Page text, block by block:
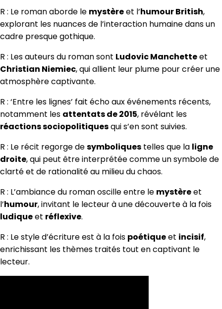
R : Le roman aborde le mystèreet l’humour British,
explorant les nuances de l’interaction humaine dans un
cadre presque gothique.
R : Les auteurs du roman sont Ludovic Manchetteet
Christian Niemiec, qui allient leur plume pour créer une
atmosphère captivante.
R : ‘Entre les lignes’ fait écho aux événements récents,
notamment les attentats de 2015, révélant les
réactions sociopolitiquesqui s’en sont suivies.
R : Le récit regorge desymboliques telles que la ligne
droite, qui peut être interprétée comme un symbole de
clarté et de rationalité au milieu du chaos.
R : L’ambiance du roman oscille entre le mystèreet
l’humour, invitant le lecteur à une découverte à la fois
ludiqueet réflexive.
R : Le style d’écriture est à la fois poétiqueet incisif,
enrichissant les thèmes traités tout en captivant le
lecteur.